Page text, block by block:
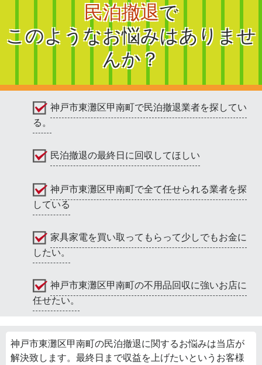
民泊撤退で
このようなお悩みはありませ
んか？
神戸市東灘区甲南町で民泊撤退業者を探してい
る。
民泊撤退の最終日に回収してほしい
神戸市東灘区甲南町で全て任せられる業者を探
している
家具家電を買い取ってもらって少しでもお金に
したい。
神戸市東灘区甲南町の不用品回収に強いお店に
任せたい。
神戸市東灘区甲南町の民泊撤退に関するお悩みは当店が
解決致します。最終日まで収益を上げたいというお客様